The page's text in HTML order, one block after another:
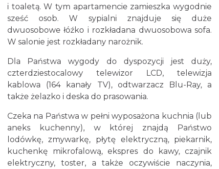
i toaletą. W tym apartamencie zamieszka wygodnie
sześć osob. W sypialni znajduje się duże
dwuosobowe łóźko i rozkładana dwuosobowa sofa.
W salonie jest rozkładany narożnik.
Dla Państwa wygody do dyspozycji jest duży,
czterdziestocalowy telewizor LCD, telewizja
kablowa (164 kanały TV), odtwarzacz Blu-Ray, a
także żelazko i deska do prasowania.
Czeka na Państwa w pełni wyposażona kuchnia (lub
aneks kuchenny), w której znajdą Państwo
lodówkę, zmywarkę, płytę elektryczną, piekarnik,
kuchenkę mikrofalową, ekspres do kawy, czajnik
elektryczny, toster, a także oczywiście naczynia,